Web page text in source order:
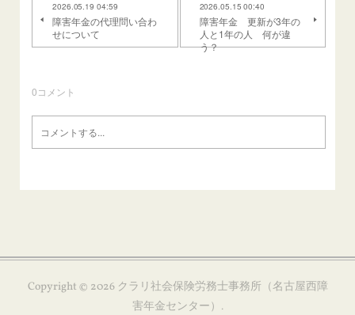
2026.05.19 04:59
障害年金の代理問い合わ
せについて
2026.05.15 00:40
障害年金 更新が3年の
人と1年の人 何が違
う？
0コメント
Copyright © 2026 クラリ社会保険労務士事務所（名古屋西障
害年金センター） .